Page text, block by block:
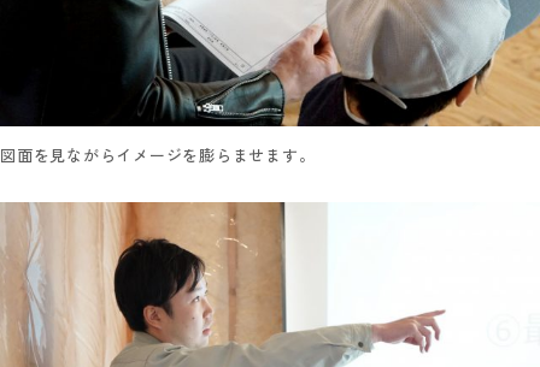
図面を見ながらイメージを膨らませます。